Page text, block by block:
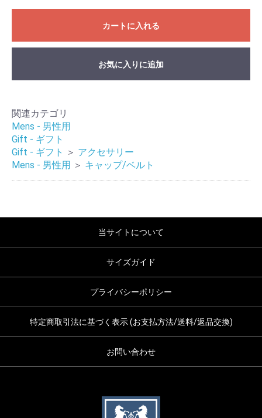
カートに入れる
お気に入りに追加
関連カテゴリ
Mens - 男性用
Gift - ギフト
Gift - ギフト
＞ アクセサリー
Mens - 男性用 ＞ キャップ/ベルト
当サイトについて
サイズガイド
プライバシーポリシー
特定商取引法に基づく表示 (お支払方法/送料/返品交換)
お問い合わせ